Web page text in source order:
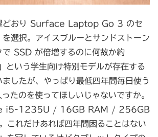
どおり Surface Laptop Go 3 のセ
選択。アイスブルーとサンドストーン
で SSD が倍増するのに何故か約
いう学生向け特別モデルが存在する
したが、やっぱり最低四年間毎日使う
たのを使ってほしいじゃないですか。
i5-1235U / 16GB RAM / 256GB
これだけあれば四年間困ることはない